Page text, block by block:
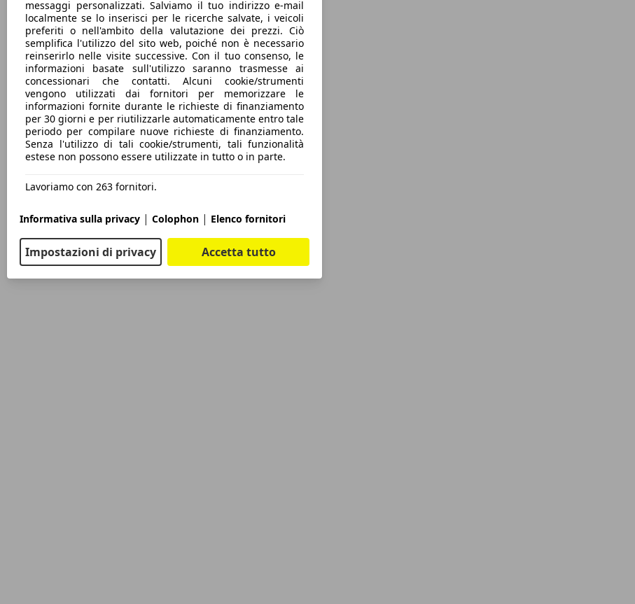
messaggi personalizzati. Salviamo il tuo indirizzo e-mail
localmente se lo inserisci per le ricerche salvate, i veicoli
preferiti o nell'ambito della valutazione dei prezzi. Ciò
semplifica l'utilizzo del sito web, poiché non è necessario
reinserirlo nelle visite successive. Con il tuo consenso, le
informazioni basate sull'utilizzo saranno trasmesse ai
concessionari che contatti. Alcuni cookie/strumenti
vengono utilizzati dai fornitori per memorizzare le
informazioni fornite durante le richieste di finanziamento
per 30 giorni e per riutilizzarle automaticamente entro tale
periodo per compilare nuove richieste di finanziamento.
Senza l'utilizzo di tali cookie/strumenti, tali funzionalità
estese non possono essere utilizzate in tutto o in parte.
Lavoriamo con 263 fornitori.
Informativa sulla privacy | Colophon | Elenco fornitori
Impostazioni di privacy Accetta tutto